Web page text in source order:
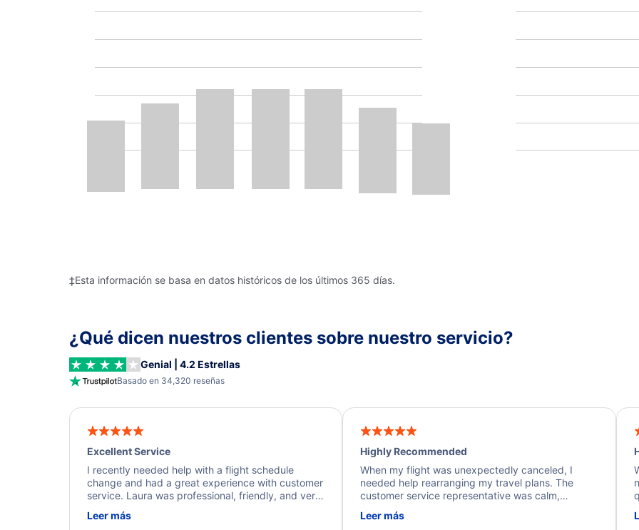
‡Esta información se basa en datos históricos de los últimos 365 días.
¿Qué dicen nuestros clientes sobre nuestro servicio?
Genial | 4.2 Estrellas
Basado en 34,320 reseñas
Excellent Service
I recently needed help with a flight schedule
change and had a great experience with customer
service. Laura was professional, friendly, and very
a solution and kept me informed of the next steps.
Leer más
Highly Recommended
When my flight was unexpectedly canceled, I
needed help rearranging my travel plans. The
customer service representative was calm,
process. They quickly found alternative flight
Leer más